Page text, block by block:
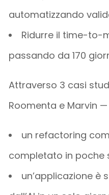
automatizzando
Ridurre il time-to-
passando da 170
Attraverso 3 casi
Roomenta e Marvin —
un refactoring
completato in poche
un’applicazione è